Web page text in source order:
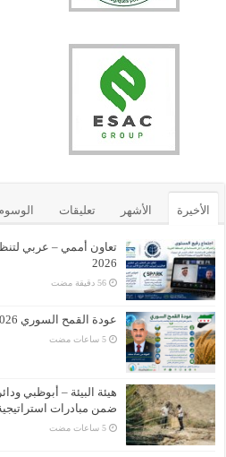
الأخيرة الأشهر تعليقات
تعاون أممي – عربي
2026
عودة القمح السوري 2026
هيئة البيئة – أبوظبي
ضمن مبادرات